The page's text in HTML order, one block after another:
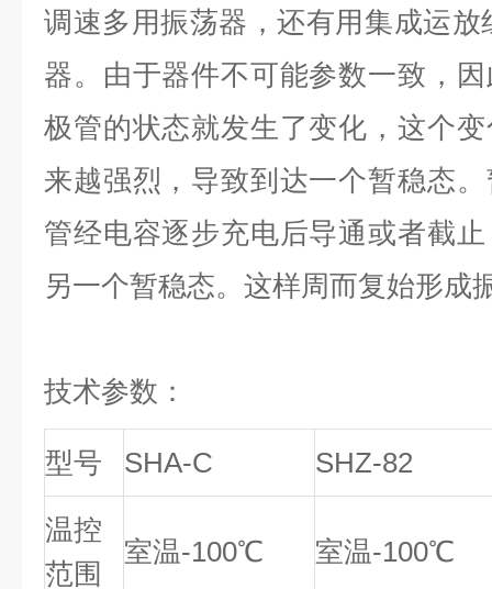
调速多用振荡器，还有用集成运
器。由于器件不可能参数一致，
极管的状态就发生了变化，这个
来越强烈，导致到达一个暂稳态
管经电容逐步充电后导通或者截
另一个暂稳态。这样周而复始形成
技术参数：
型号 SHA-C SHZ-82
温控
范围
室温-100℃ 室温-100℃